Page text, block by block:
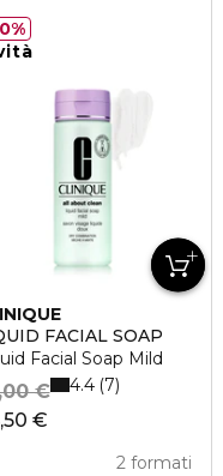
FACIAL SOAP
Facial Soap Mild
€
€
2 formati
4.4 7